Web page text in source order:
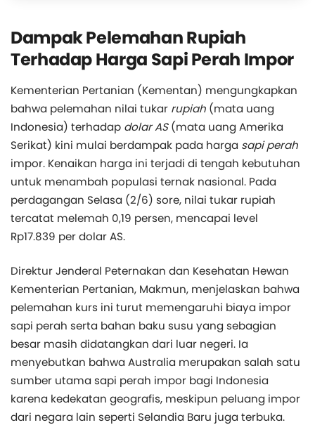
Dampak Pelemahan Rupiah
Terhadap Harga Sapi Perah Impor
Kementerian Pertanian (Kementan) mengungkapkan
bahwa pelemahan nilai tukar rupiah (mata uang
Indonesia) terhadap dolar AS(mata uang Amerika
Serikat) kini mulai berdampak pada harga sapi perah
impor. Kenaikan harga ini terjadi di tengah kebutuhan
untuk menambah populasi ternak nasional. Pada
perdagangan Selasa (2/6) sore, nilai tukar rupiah
tercatat melemah 0,19 persen, mencapai level
Rp17.839 per dolar AS.
Direktur Jenderal Peternakan dan Kesehatan Hewan
Kementerian Pertanian, Makmun, menjelaskan bahwa
pelemahan kurs ini turut memengaruhi biaya impor
sapi perah serta bahan baku susu yang sebagian
besar masih didatangkan dari luar negeri. Ia
menyebutkan bahwa Australia merupakan salah satu
sumber utama sapi perah impor bagi Indonesia
karena kedekatan geografis, meskipun peluang impor
dari negara lain seperti Selandia Baru juga terbuka.